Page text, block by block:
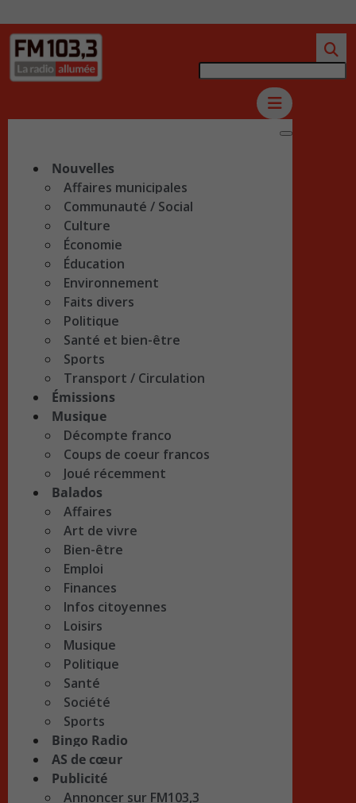
Nouvelles
Affaires municipales
Communauté / Social
Culture
Économie
Éducation
Environnement
Faits divers
Politique
Santé et bien-être
Sports
Transport / Circulation
Émissions
Musique
Décompte franco
Coups de coeur francos
Joué récemment
Balados
Affaires
Art de vivre
Bien-être
Emploi
Finances
Infos citoyennes
Loisirs
Musique
Politique
Santé
Société
Sports
Bingo Radio
AS de cœur
Publicité
Annoncer sur FM103,3